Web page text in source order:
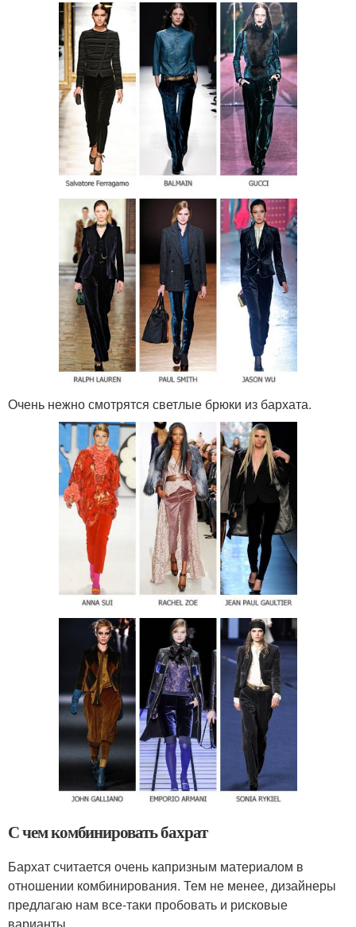
Очень нежно смотрятся светлые брюки из бархата.
С чем комбинировать бахрат
Бархат считается очень капризным материалом в
отношении комбинирования. Тем не менее, дизайнеры
предлагаю нам все-таки пробовать и рисковые